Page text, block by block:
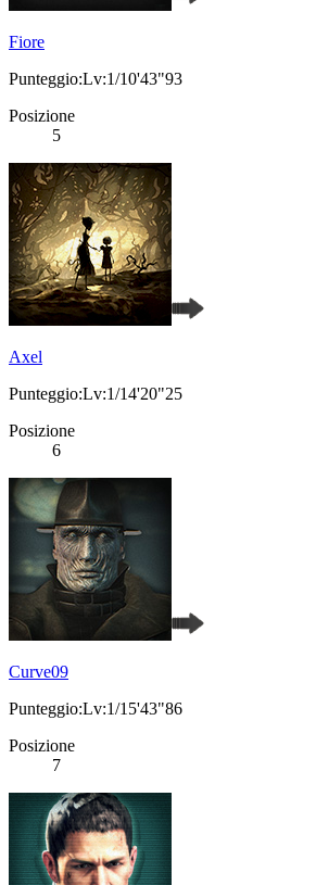
Fiore
Punteggio:Lv:1/10'43"93
Posizione
5
Axel
Punteggio:Lv:1/14'20"25
Posizione
6
Curve09
Punteggio:Lv:1/15'43"86
Posizione
7